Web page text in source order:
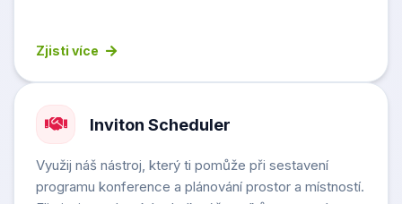
Zjisti více
Inviton Scheduler
Využij náš nástroj, který ti pomůže při sestavení
programu konference a plánování prostor a místností.